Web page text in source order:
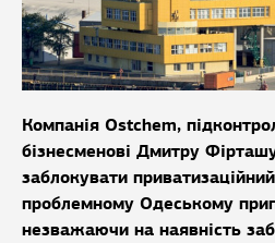
Компанія Ostchem,
бізнесменові Дмитру
заблокувати
проблемному Одеському
незважаючи на наявність